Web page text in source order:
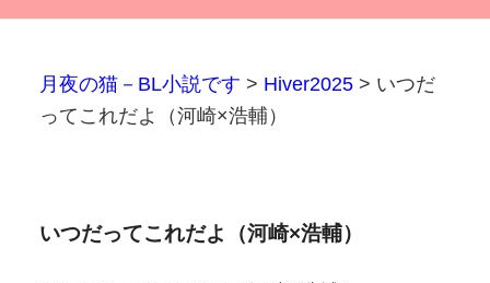
月夜の猫－BL小説です > Hiver2025 > いつだ
ってこれだよ（河崎×浩輔）
いつだってこれだよ（河崎×浩輔）